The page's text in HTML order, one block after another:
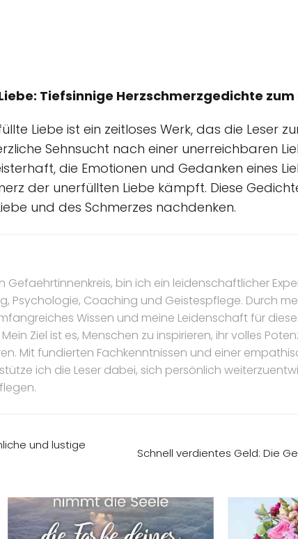
Tiefsinnige Herzschmerzgedichte
Liebe ist ein zeitloses Werk, das die Leser
Sehnsucht nach einer unerreichbaren
die Emotionen und Gedanken eines
der unerfüllten Liebe kämpft. Diese
und des Schmerzes nachdenken.
Gefaehrtinnenkreis, bin ich ein leidenschaftlicher
Psychologie, Coaching und Geistespflege. Durch
Wissen und meine Leidenschaft für
Ziel ist es, Menschen zu inspirieren, ihr volles
Mit fundierten Fachkenntnissen und einer
ich die Leser dabei, sich persönlich
und lustige
Schnell verdientes Geld: Die